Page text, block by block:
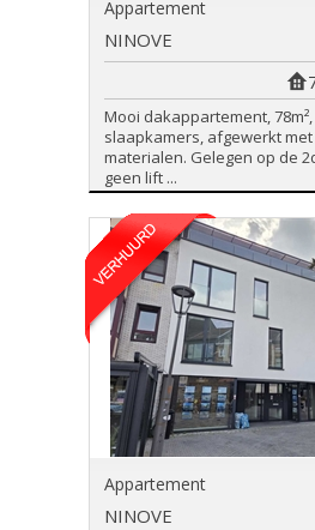
Appartement
NINOVE
Mooi dakappartement,
slaapkamers, afgewerkt
materialen. Gelegen op de
geen lift ...
Appartement
NINOVE